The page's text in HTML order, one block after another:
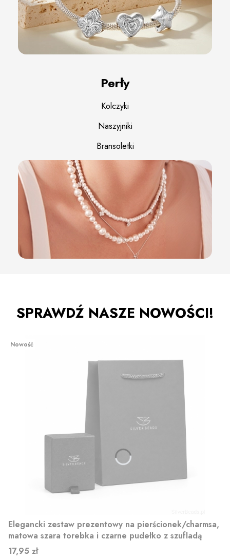
Perły
Kolczyki
Naszyjniki
Bransoletki
SPRAWDŹ NASZE NOWOŚCI!
Nowość
Elegancki zestaw prezentowy na pierścionek/charmsa,
matowa szara torebka i czarne pudełko z szufladą
Cena
17,95 zł